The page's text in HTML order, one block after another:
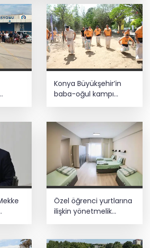
alanına döküme 150 bin TL ceza
Menderes Belediye Başkanı İlkay
kesin ihraç talebiyle disipline
etti
uyuşturucu ve fuhuş 8
Kamu kategorisinde zirvede
Konya Büyükşehir’in
baba-oğul kampı
Özel öğrenci yurtlarına
ilişkin yönetmelik